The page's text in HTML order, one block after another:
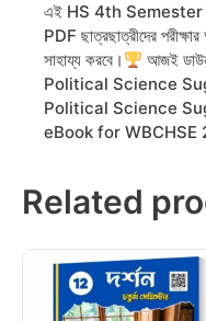
এই HS 4th
PDF ছাত্রছাত্রীদের
সাহায্য করবে।
আজই
Political Science
Political Science
eBook for WBCHSE
Related